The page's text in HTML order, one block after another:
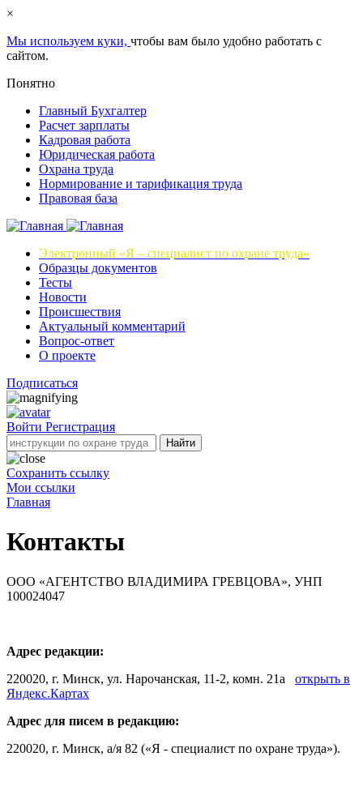
×
Мы используем куки, чтобы вам было удобно работать с
сайтом.
Понятно
Главный Бухгалтер
Расчет зарплаты
Кадровая работа
Юридическая работа
Охрана труда
Нормирование и тарификация труда
Правовая база
Электронный «Я – специалист по охране труда»
Образцы документов
Тесты
Новости
Происшествия
Актуальный комментарий
Вопрос-ответ
О проекте
Подписаться
Войти Регистрация
Найти
Сохранить ссылку
Мои ссылки
Главная
Контакты
ООО «АГЕНТСТВО ВЛАДИМИРА ГРЕВЦОВА», УНП
100024047
Адрес редакции:
220020, г. Минск, ул. Нарочанская, 11-2, комн. 21а
открыть в
Яндекс.Картах
Адрес для писем в редакцию:
220020, г. Минск, а/я 82 («Я - специалист по охране труда»).